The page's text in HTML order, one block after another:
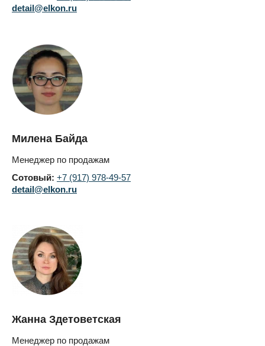
detail@elkon.ru
Милена Байда
Менеджер по продажам
Сотовый: +7 (917) 978-49-57
detail@elkon.ru
Жанна Здетоветская
Менеджер по продажам